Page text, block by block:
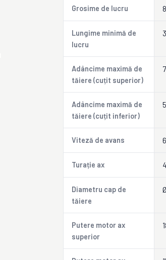
Grosime de lucru
Lungime minimă de
lucru
Adâncime maximă de
tăiere (cuțit superior)
Adâncime maximă de
tăiere (cuțit inferior)
Viteză de avans
Turație ax
Diametru cap de
tăiere
Putere motor ax
superior